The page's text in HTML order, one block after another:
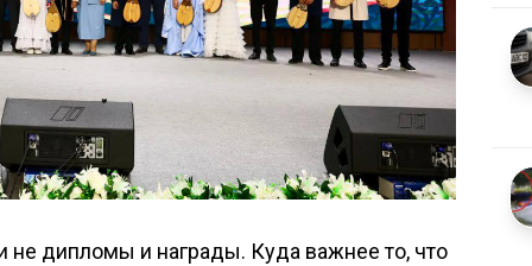
не дипломы и награды. Куда важнее то, что